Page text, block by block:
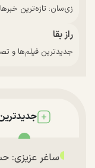
زی‌سان: تازه‌ترین
راز بقا
جدیدترین فیلم‌ها و
ساغر عزیزی: